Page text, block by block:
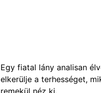
Egy fiatal lány analisan
elkerülje a terhességet,
remekül néz ki.